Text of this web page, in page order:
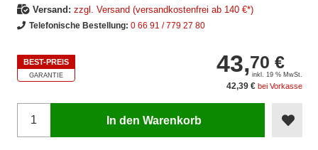
Versand: zzgl. Versand (versandkostenfrei ab 140 €*)
Telefonische Bestellung: 0 66 91 / 779 27 80
BEST-PREIS
GARANTIE 43,70 €
inkl. 19 % MwSt.
42,39 € bei Vorkasse
In den Warenkorb